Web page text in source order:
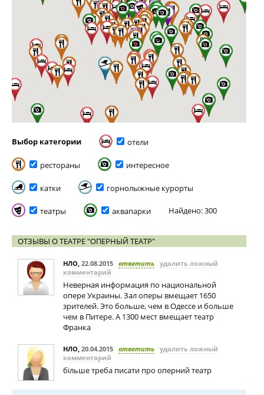
Выбор категории отели
рестораны интересное
катки горнолыжные курорты
театры аквапарки Найдено: 300
ОТЗЫВЫ О ТЕАТРЕ "ОПЕРНЫЙ ТЕАТР"
НЛО, 22.08.2015 ответить удалить ложный
комментарий
Неверная информация по национальной
опере Украины. Зал оперы вмещает 1650
зрителей. Это больше, чем в Одессе и больше
чем в Питере. А 1300 мест вмещает театр
Франка
НЛО, 20.04.2015 ответить удалить ложный
комментарий
більше треба писати про оперний театр